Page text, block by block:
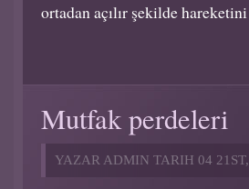
ortadan açılır şekilde
Mutfak perdeleri
YAZAR ADMIN TARIH 04